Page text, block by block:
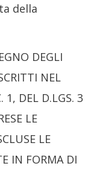
della
DEGLI
NEL
1, DEL D.LGS. 3
LE
LE
IN FORMA DI